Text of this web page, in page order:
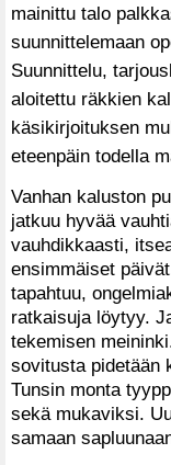
mainittu talo
suunnittelemaan
Suunnittelu,
aloitettu räkkien
käsikirjoituksen
eteenpäin todella
Vanhan kaluston
jatkuu hyvää
vauhdikkaasti,
ensimmäiset
tapahtuu,
ratkaisuja löytyy.
tekemisen
sovitusta pidetään
Tunsin monta
sekä mukaviksi.
samaan